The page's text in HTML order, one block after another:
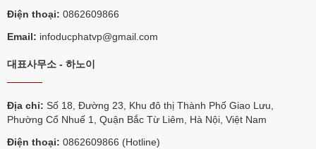
Điện thoại: 0862609866
Email: infoducphatvp@gmail.com
대표사무소 - 하노이
Địa chỉ: Số 18, Đường 23, Khu đô thị Thành Phố Giao Lưu,
Phường Cổ Nhuế 1, Quận Bắc Từ Liêm, Hà Nội, Việt Nam
Điện thoại: 0862609866 (Hotline)